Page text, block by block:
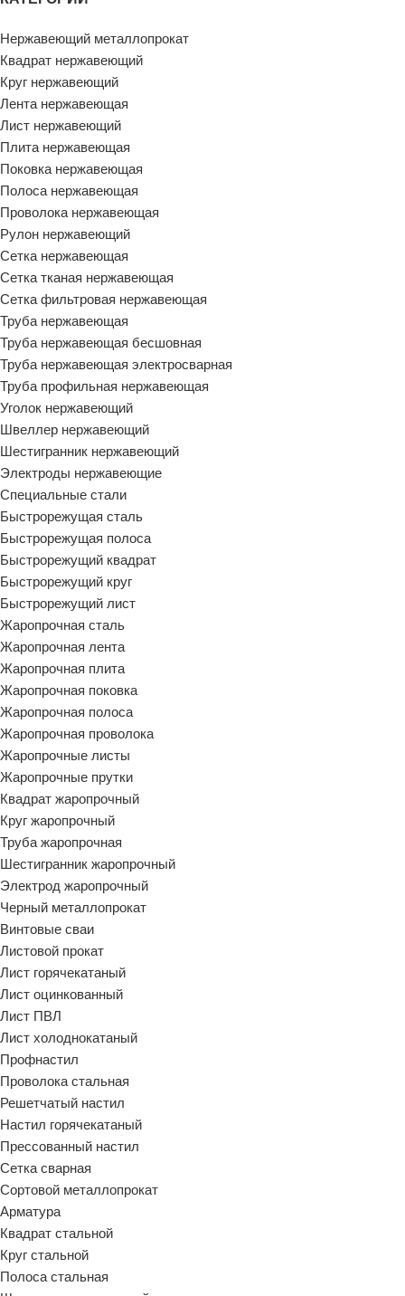
Нержавеющий металлопрокат
Квадрат нержавеющий
Круг нержавеющий
Лента нержавеющая
Лист нержавеющий
Плита нержавеющая
Поковка нержавеющая
Полоса нержавеющая
Проволока нержавеющая
Рулон нержавеющий
Сетка нержавеющая
Сетка тканая нержавеющая
Сетка фильтровая нержавеющая
Труба нержавеющая
Труба нержавеющая бесшовная
Труба нержавеющая электросварная
Труба профильная нержавеющая
Уголок нержавеющий
Швеллер нержавеющий
Шестигранник нержавеющий
Электроды нержавеющие
Специальные стали
Быстрорежущая сталь
Быстрорежущая полоса
Быстрорежущий квадрат
Быстрорежущий круг
Быстрорежущий лист
Жаропрочная сталь
Жаропрочная лента
Жаропрочная плита
Жаропрочная поковка
Жаропрочная полоса
Жаропрочная проволока
Жаропрочные листы
Жаропрочные прутки
Квадрат жаропрочный
Круг жаропрочный
Труба жаропрочная
Шестигранник жаропрочный
Электрод жаропрочный
Черный металлопрокат
Винтовые сваи
Листовой прокат
Лист горячекатаный
Лист оцинкованный
Лист ПВЛ
Лист холоднокатаный
Профнастил
Проволока стальная
Решетчатый настил
Настил горячекатаный
Прессованный настил
Сетка сварная
Сортовой металлопрокат
Арматура
Квадрат стальной
Круг стальной
Полоса стальная